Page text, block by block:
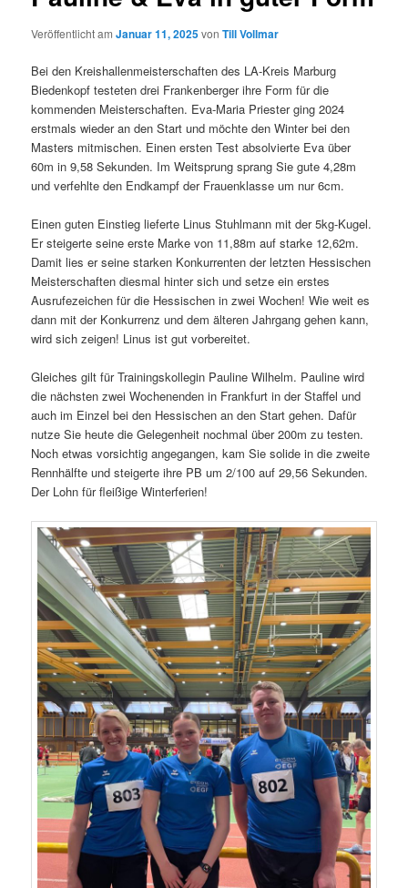
Veröffentlicht amJanuar 11, 2025vonTill Vollmar
Bei den Kreishallenmeisterschaften des LA-Kreis Marburg
Biedenkopf testeten drei Frankenberger ihre Form für die
kommenden Meisterschaften. Eva-Maria Priester ging 2024
erstmals wieder an den Start und möchte den Winter bei den
Masters mitmischen. Einen ersten Test absolvierte Eva über
60m in 9,58 Sekunden. Im Weitsprung sprang Sie gute 4,28m
und verfehlte den Endkampf der Frauenklasse um nur 6cm.
Einen guten Einstieg lieferte Linus Stuhlmann mit der 5kg-Kugel.
Er steigerte seine erste Marke von 11,88m auf starke 12,62m.
Damit lies er seine starken Konkurrenten der letzten Hessischen
Meisterschaften diesmal hinter sich und setze ein erstes
Ausrufezeichen für die Hessischen in zwei Wochen! Wie weit es
dann mit der Konkurrenz und dem älteren Jahrgang gehen kann,
wird sich zeigen! Linus ist gut vorbereitet.
Gleiches gilt für Trainingskollegin Pauline Wilhelm. Pauline wird
die nächsten zwei Wochenenden in Frankfurt in der Staffel und
auch im Einzel bei den Hessischen an den Start gehen. Dafür
nutze Sie heute die Gelegenheit nochmal über 200m zu testen.
Noch etwas vorsichtig angegangen, kam Sie solide in die zweite
Rennhälfte und steigerte ihre PB um 2/100 auf 29,56 Sekunden.
Der Lohn für fleißige Winterferien!